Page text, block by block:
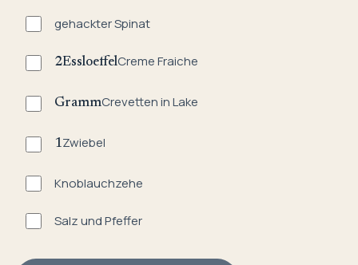
gehackter Spinat
2EssloeffelCreme Fraiche
GrammCrevetten in Lake
1Zwiebel
Knoblauchzehe
Salz und Pfeffer